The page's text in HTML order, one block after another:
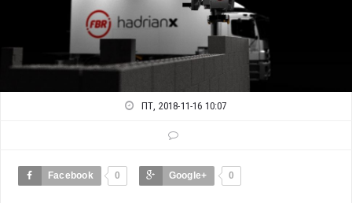
ПТ, 2018-11-16 10:07
Facebook 0 Google+ 0